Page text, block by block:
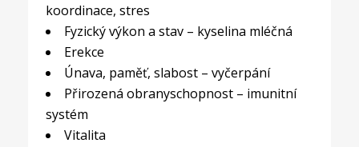
koordinace, stres
Fyzický výkon a stav – kyselina mléčná
Erekce
Únava, paměť, slabost – vyčerpání
Přirozená obranyschopnost – imunitní
systém
Vitalita